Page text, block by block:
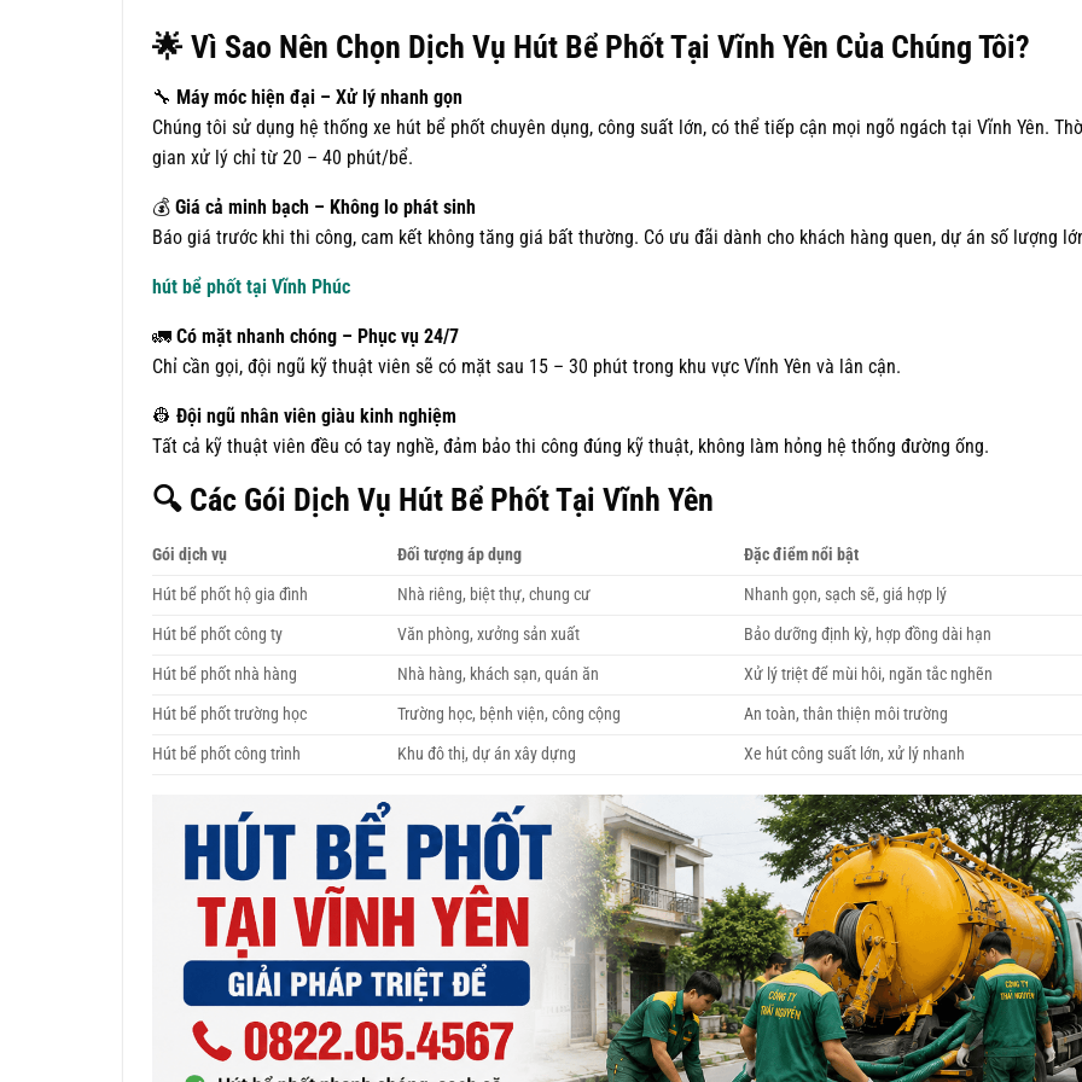
🌟 Vì Sao Nên Chọn Dịch Vụ Hút Bể Phốt Tại Vĩnh Yên Của Chúng Tôi?
🔧 Máy móc hiện đại – Xử lý nhanh gọn
Chúng tôi sử dụng hệ thống xe hút bể phốt chuyên dụng, công suất lớn, có thể tiếp cận mọi ngõ ngách tại Vĩnh Yên.
gian xử lý chỉ từ 20 – 40 phút/bể.
💰 Giá cả minh bạch – Không lo phát sinh
Báo giá trước khi thi công, cam kết không tăng giá bất thường. Có ưu đãi dành cho khách hàng quen, dự án số lượng
hút bể phốt tại Vĩnh Phúc
🚛 Có mặt nhanh chóng – Phục vụ 24/7
Chỉ cần gọi, đội ngũ kỹ thuật viên sẽ có mặt sau 15 – 30 phút trong khu vực Vĩnh Yên và lân cận.
👷 Đội ngũ nhân viên giàu kinh nghiệm
Tất cả kỹ thuật viên đều có tay nghề, đảm bảo thi công đúng kỹ thuật, không làm hỏng hệ thống đường ống.
🔍 Các Gói Dịch Vụ Hút Bể Phốt Tại Vĩnh Yên
Gói dịch vụ Đối tượng áp dụng
Đặc điểm nổi bật
Hút bể phốt hộ gia đình
Nhà riêng, biệt thự, chung cư
Nhanh gọn, sạch sẽ, giá hợp lý
Hút bể phốt công ty
Văn phòng, xưởng sản xuất
Bảo dưỡng định kỳ, hợp đồng dài hạn
Hút bể phốt nhà hàng
Nhà hàng, khách sạn, quán ăn
Xử lý triệt để mùi hôi, ngăn tắc nghẽn
Hút bể phốt trường học
Trường học, bệnh viện, công cộng
An toàn, thân thiện môi trường
Hút bể phốt công trình
Khu đô thị, dự án xây dựng Xe hút công suất lớn, xử lý nhanh